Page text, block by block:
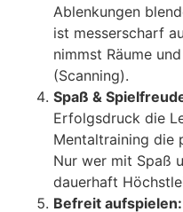
Ablenkungen
ist messerscharf
nimmst Räume
(Scanning).
Spaß &
Erfolgsdruck die
Mentaltraining die
Nur wer mit Spaß
dauerhaft
Befreit aufspielen: